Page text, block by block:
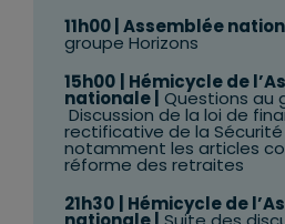
11h00 | Assemblée
groupe Horizons
15h00
| Hémicycle de
nationale | Questions au
Discussion de la loi de
rectificative de la Sécurité
notamment les articles
réforme des retraites
21h30
| Hémicycle de